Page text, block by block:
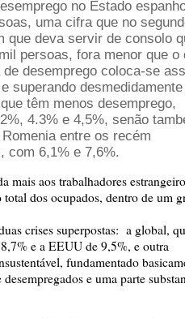
no Estado
uma cifra que no
que deva servir de consolo
persoas, fora menor que o
desemprego coloca-se
superando
têm menos desemprego,
4.3% e 4,5%, senão
entre os recém
com 6,1% e 7,6%.
mais aos trabalhadores
dos ocupados, dentro de um
crises superpostas: a global,
e a EEUU de 9,5%, e outra
fundamentado
e uma parte